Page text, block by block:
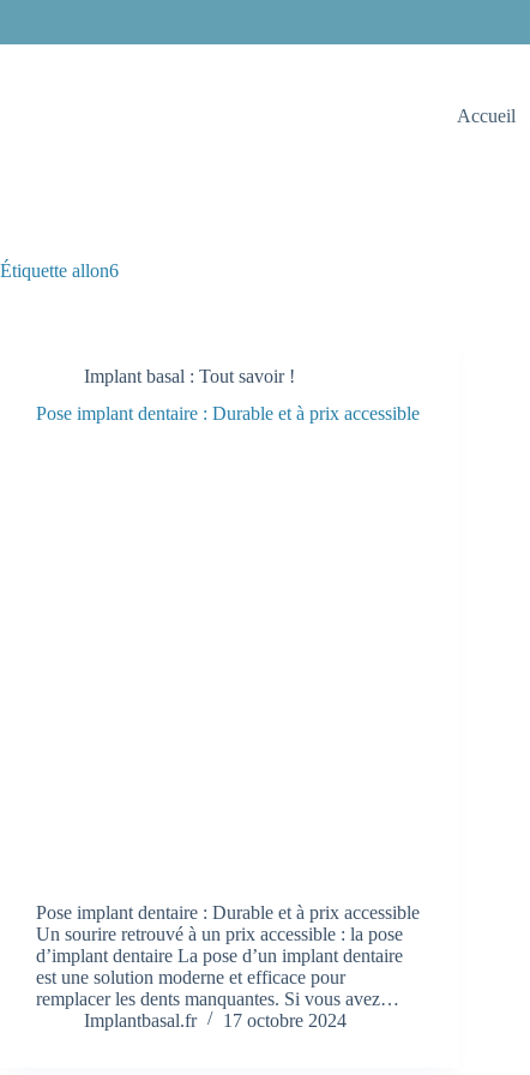
Accueil
Étiquette allon6
Implant basal : Tout savoir !
Pose implant dentaire : Durable et à prix accessible
Pose implant dentaire : Durable et à prix accessible
Un sourire retrouvé à un prix accessible : la pose
d’implant dentaire La pose d’un implant dentaire
est une solution moderne et efficace pour
remplacer les dents manquantes. Si vous avez…
Implantbasal.fr
17 octobre 2024